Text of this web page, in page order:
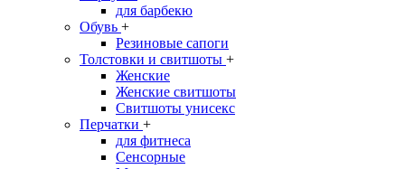
для барбекю
Обувь +
Резиновые сапоги
Толстовки и свитшоты +
Женские
Женские свитшоты
Свитшоты унисекс
Перчатки +
для фитнеса
Сенсорные